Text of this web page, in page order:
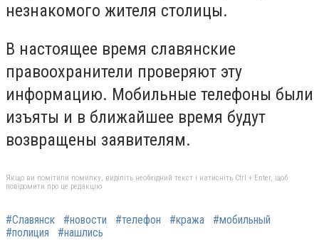
незнакомого жителя столицы.
В настоящее время славянские
правоохранители проверяют эту
информацию. Мобильные телефоны были
изъяты и в ближайшее время будут
возвращены заявителям.
Якщо ви помітили помилку, виділіть необхідний текст і натисніть Ctrl + Enter, щоб
повідомити про це редакцію
#Славянск #новости #телефон #кража
#мобильный
#полиция
#нашлись